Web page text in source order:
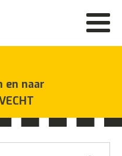
en naar